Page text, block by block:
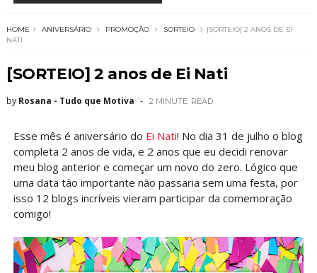
HOME ANIVERSÁRIO PROMOÇÃO SORTEIO
[SORTEIO] 2 ANOS DE EI
NATI
[SORTEIO] 2 anos de Ei Nati
by Rosana - Tudo que Motiva 2 MINUTE READ
Esse mês é aniversário do Ei Nati! No dia 31 de julho o blog
completa 2 anos de vida, e 2 anos que eu decidi renovar
meu blog anterior e começar um novo do zero. Lógico que
uma data tão importante não passaria sem uma festa, por
isso 12 blogs incríveis vieram participar da comemoração
comigo!